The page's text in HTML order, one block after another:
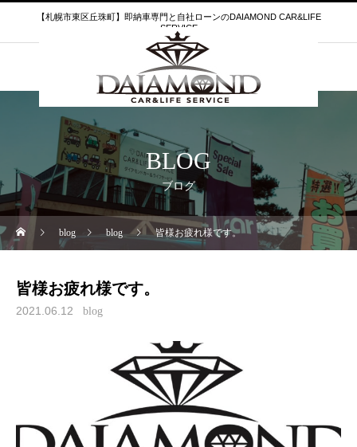
【札幌市東区丘珠町】即納車専門と自社ローンのDAIAMOND CAR&LIFE
SERVICE
BLOG
ブログ
blog blog 皆様お疲れ様です。
皆様お疲れ様です。
2021.06.12 blog